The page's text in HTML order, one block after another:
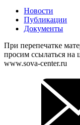
Новости
Публикации
Документы
При перепечатке
просим ссылаться на
www.sova-center.ru